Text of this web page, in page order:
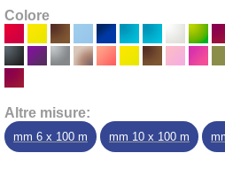
non può mancare tra i tuoi
Colore
Altre misure:
mm 6 x 100 m mm 10 x 100 m